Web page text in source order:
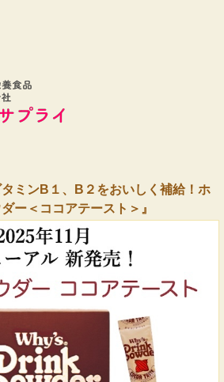
ミンB１、B２をおいしく補給！ホ
ー＜ココアテースト＞』